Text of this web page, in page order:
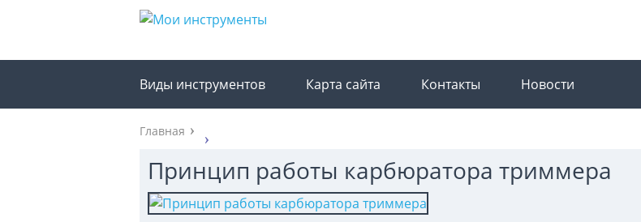
Виды инструментов Карта сайта Контакты Новости
Главная
Принцип работы карбюратора триммера